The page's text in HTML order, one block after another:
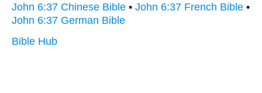
John 6:37 Chinese Bible • John 6:37 French Bible •
John 6:37 German Bible
Bible Hub